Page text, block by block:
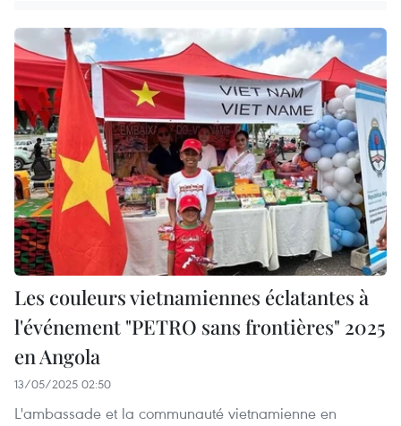
Les couleurs vietnamiennes éclatantes à
l'événement "PETRO sans frontières" 2025
en Angola
13/05/2025 02:50
L'ambassade et la communauté vietnamienne en